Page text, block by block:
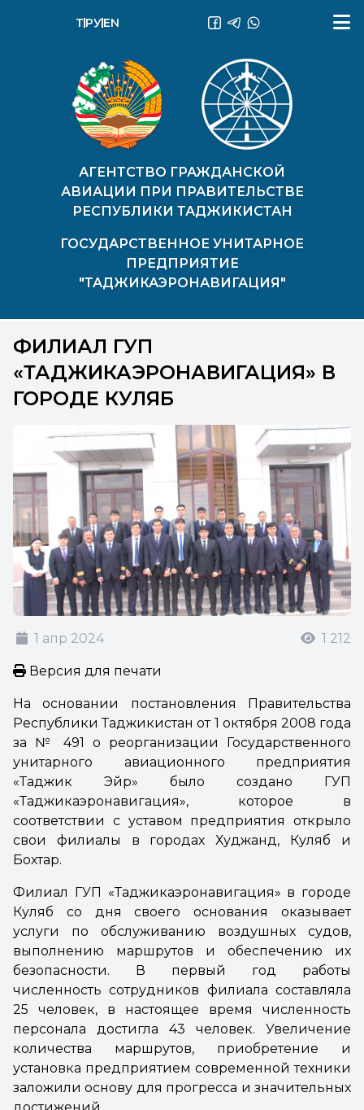
АГЕНТСТВО ГРАЖДАНСКОЙ
АВИАЦИИ ПРИ ПРАВИТЕЛЬСТВЕ
РЕСПУБЛИКИ ТАДЖИКИСТАН
ГОСУДАРСТВЕННОЕ УНИТАРНОЕ
ПРЕДПРИЯТИЕ
"ТАДЖИКАЭРОНАВИГАЦИЯ"
ТҶ РУEN
ФИЛИАЛ ГУП
«ТАДЖИКАЭРОНАВИГАЦИЯ» В
ГОРОДЕ КУЛЯБ
1 апр 2024 1 212
Версия для печати
На основании постановления Правительства
Республики Таджикистан от 1 октября 2008 года
за № 491 о реорганизации Государственного
унитарного авиационного предприятия
«Таджик Эйр» было создано ГУП
«Таджикаэронавигация», которое в
соответствии с уставом предприятия открыло
свои филиалы в городах Худжанд, Куляб и
Бохтар.
Филиал ГУП «Таджикаэронавигация» в городе
Куляб со дня своего основания оказывает
услуги по обслуживанию воздушных судов,
выполнению маршрутов и обеспечению их
безопасности. В первый год работы
численность сотрудников филиала составляла
25 человек, в настоящее время численность
персонала достигла 43 человек. Увеличение
количества маршрутов, приобретение и
установка предприятием современной техники
заложили основу для прогресса и значительных